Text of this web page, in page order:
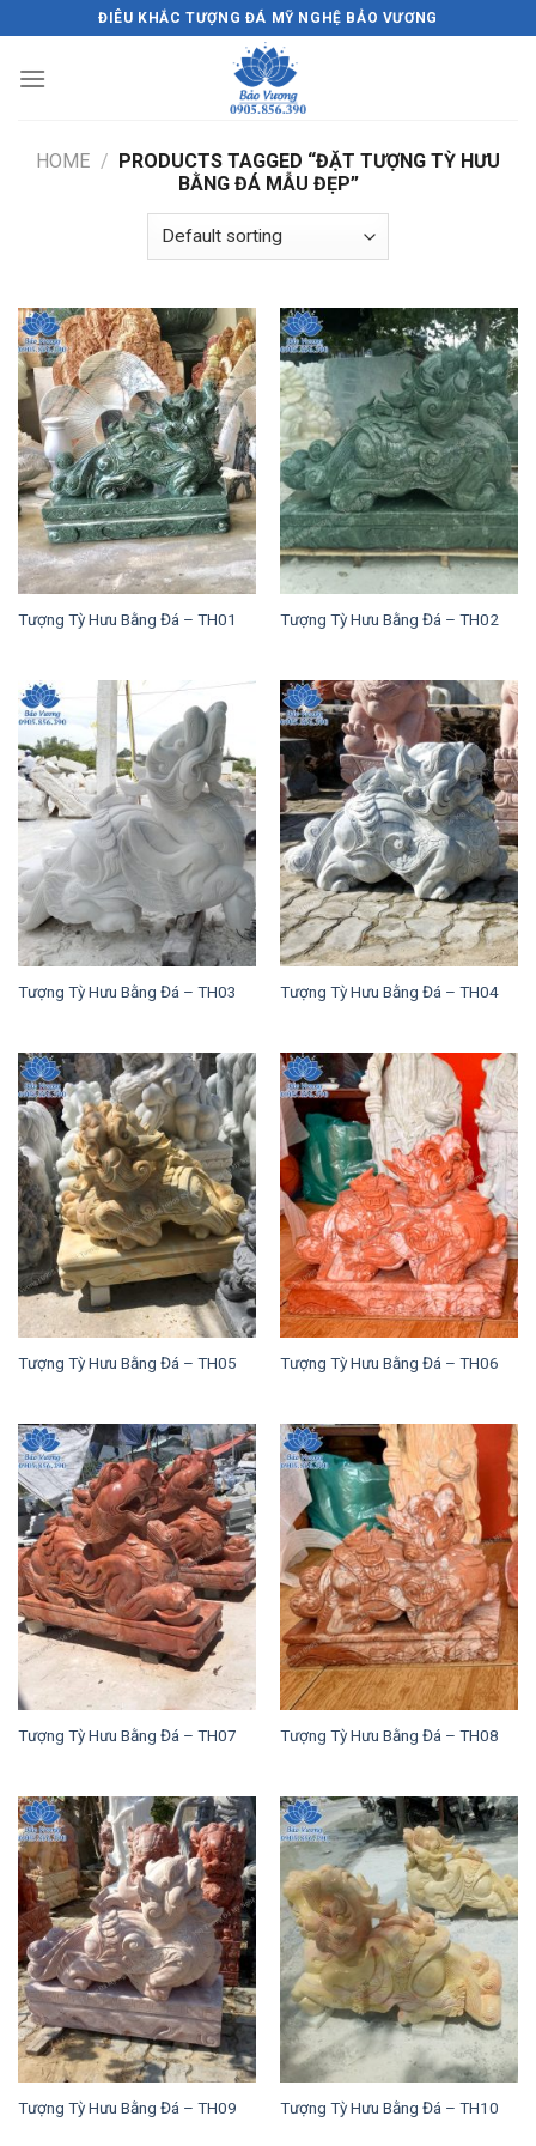
to
content
ĐIÊU KHẮC TƯỢNG ĐÁ MỸ NGHỆ BẢO VƯƠNG
HOME / PRODUCTS TAGGED “ĐẶT TƯỢNG TỲ HƯU
BẰNG ĐÁ MẪU ĐẸP”
Tượng Tỳ Hưu Bằng Đá – TH01 Tượng Tỳ Hưu Bằng Đá – TH02
Tượng Tỳ Hưu Bằng Đá – TH03 Tượng Tỳ Hưu Bằng Đá – TH04
Tượng Tỳ Hưu Bằng Đá – TH05 Tượng Tỳ Hưu Bằng Đá – TH06
Tượng Tỳ Hưu Bằng Đá – TH07 Tượng Tỳ Hưu Bằng Đá – TH08
Tượng Tỳ Hưu Bằng Đá – TH09 Tượng Tỳ Hưu Bằng Đá – TH10